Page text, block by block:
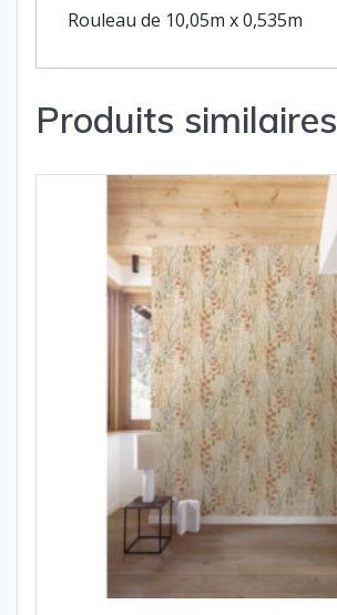
Rouleau de 10,05m x 0,535m
Produits similaires